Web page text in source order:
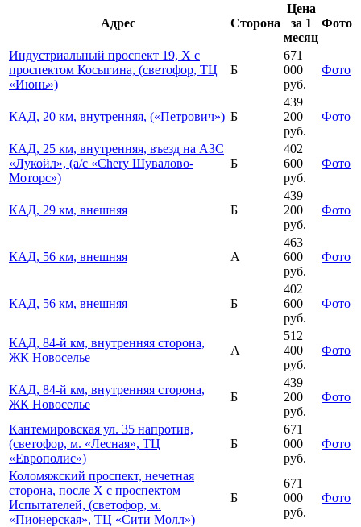
Адрес Сторона
Цена
за 1
месяц
Фото
Индустриальный проспект 19, Х с
проспектом Косыгина, (светофор, ТЦ
«Июнь»)
Б
671
000
руб.
Фото
КАД, 20 км, внутренняя, («Петрович») Б
439
200
руб.
Фото
КАД, 25 км, внутренняя, въезд на АЗС
«Лукойл», (а/с «Chery Шувалово-
Моторс»)
Б
402
600
руб.
Фото
КАД, 29 км, внешняя Б
439
200
руб.
Фото
КАД, 56 км, внешняя А
463
600
руб.
Фото
КАД, 56 км, внешняя Б
402
600
руб.
Фото
КАД, 84-й км, внутренняя сторона,
ЖК Новоселье
А
512
400
руб.
Фото
КАД, 84-й км, внутренняя сторона,
ЖК Новоселье
Б
439
200
руб.
Фото
Кантемировская ул. 35 напротив,
(светофор, м. «Лесная», ТЦ
«Европолис»)
Б
671
000
руб.
Фото
Коломяжский проспект, нечетная
сторона, после Х с проспектом
Испытателей, (светофор, м.
«Пионерская», ТЦ «Сити Молл»)
Б
671
000
руб.
Фото